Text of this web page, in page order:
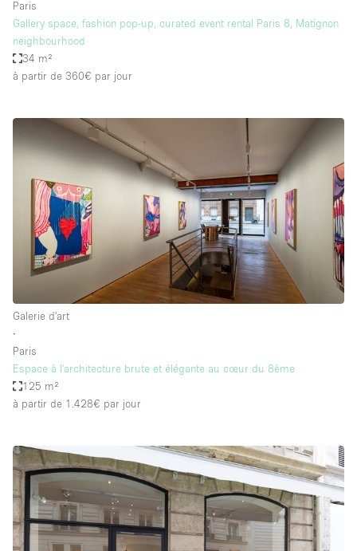
Paris
Gallery space, fashion pop-up, curated event rental Paris 8, Matignon
neighbourhood
34 m²
à partir de 360€ par jour
Galerie d'art
∙
Paris
Espace à l'architecture brute et élégante au cœur du 8ème
125 m²
à partir de 1.428€ par jour